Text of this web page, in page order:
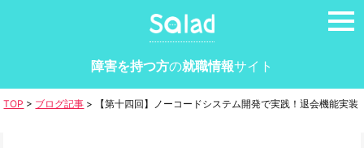
障害を持つ方の就職情報サイト
TOP > ブログ記事 > 【第十四回】ノーコードシステム開発で実践！退会機能実装